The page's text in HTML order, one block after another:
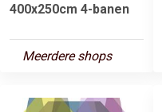
400x250cm 4-banen
Meerdere shops